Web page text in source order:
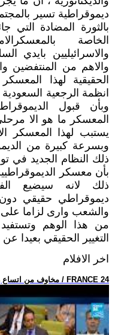
ديموقراطية تسير
بالثورة المضادة التي
الخاصة
والاسرائيليين بايدي
والاهم من المنتفضين
الحقيقية لهذا
انظمة الرجعية
وبأن قبول
المعسكر ما هو الا
يستبب لهذا المعسكر
وبسرعة كبيرة من
ذلك النظام الجديد في
بأن معسكر
ذلك لانه سيضيع
ديموقراطي حقيقي
والشعب وارى لزاما
من هذا الوهم
التغيير الحقيقي بعيدا
اخر الافلام
.. مخاوف من اتساع رقعة الصراع في اليمن • فرانس 24 / FRANCE 24